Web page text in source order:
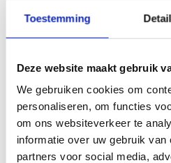
Toestemming
Deze website maakt gebruik
We gebruiken cookies om
personaliseren, om functies
om ons websiteverkeer te
informatie over uw gebruik van
partners voor social media,